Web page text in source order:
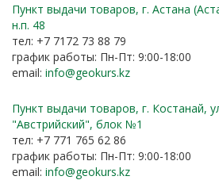
Пункт выдачи товаров, г. Астана
н.п. 48
тел: +7 7172 73 88 79
график работы: Пн-Пт: 9:00-18:00
email: info@geokurs.kz
Пункт выдачи товаров, г. Костанай,
"Австрийский", блок №1
тел: +7 771 765 62 86
график работы: Пн-Пт: 9:00-18:00
email: info@geokurs.kz